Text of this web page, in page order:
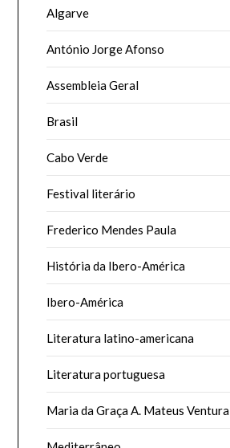
Algarve
António Jorge Afonso
Assembleia Geral
Brasil
Cabo Verde
Festival literário
Frederico Mendes Paula
História da Ibero-América
Ibero-América
Literatura latino-americana
Literatura portuguesa
Maria da Graça A. Mateus Ventura